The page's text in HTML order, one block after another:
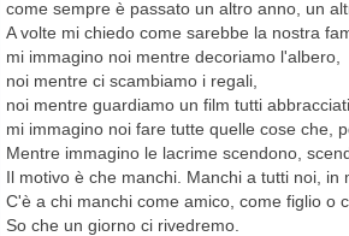
come sempre è passato un altro anno, un
A volte mi chiedo come sarebbe la nostra
mi immagino noi mentre decoriamo l'albero,
noi mentre ci scambiamo i regali,
noi mentre guardiamo un film tutti abbracciati,
mi immagino noi fare tutte quelle cose che,
Mentre immagino le lacrime scendono,
Il motivo è che manchi. Manchi a tutti noi, in
C'è a chi manchi come amico, come figlio o
So che un giorno ci rivedremo.